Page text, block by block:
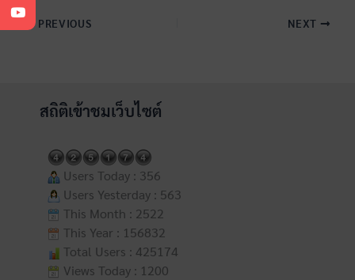
PREVIOUS NEXT
สถิติเข้าชมเว็บไซต์
Users Today : 356
Users Yesterday : 563
This Month : 2522
This Year : 156832
Total Users : 425174
Views Today : 1200